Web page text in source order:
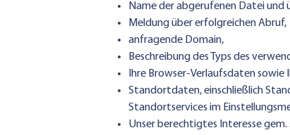
Name der abgerufenen Datei
Meldung über erfolgreichen Abruf,
anfragende Domain,
Beschreibung des Typs des
Ihre Browser-Verlaufsdaten
Standortdaten, einschließlich
Standortservices im
Unser berechtigtes Interesse